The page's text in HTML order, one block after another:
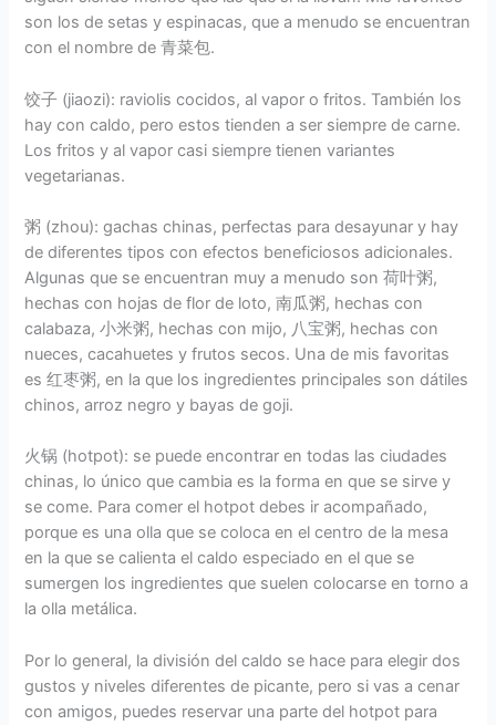
son los de setas y espinacas, que a menudo se encuentran
con el nombre de 青菜包.
饺子 (jiaozi): raviolis cocidos, al vapor o fritos. También los
hay con caldo, pero estos tienden a ser siempre de carne.
Los fritos y al vapor casi siempre tienen variantes
vegetarianas.
粥 (zhou): gachas chinas, perfectas para desayunar y hay
de diferentes tipos con efectos beneficiosos adicionales.
Algunas que se encuentran muy a menudo son 荷叶粥,
hechas con hojas de flor de loto, 南瓜粥, hechas con
calabaza, 小米粥, hechas con mijo, 八宝粥, hechas con
nueces, cacahuetes y frutos secos. Una de mis favoritas
es 红枣粥, en la que los ingredientes principales son dátiles
chinos, arroz negro y bayas de goji.
火锅 (hotpot): se puede encontrar en todas las ciudades
chinas, lo único que cambia es la forma en que se sirve y
se come. Para comer el hotpot debes ir acompañado,
porque es una olla que se coloca en el centro de la mesa
en la que se calienta el caldo especiado en el que se
sumergen los ingredientes que suelen colocarse en torno a
la olla metálica.
Por lo general, la división del caldo se hace para elegir dos
gustos y niveles diferentes de picante, pero si vas a cenar
con amigos, puedes reservar una parte del hotpot para